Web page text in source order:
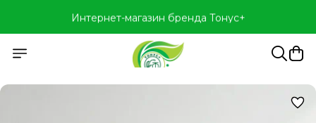
Интернет-магазин бренда Тонус+